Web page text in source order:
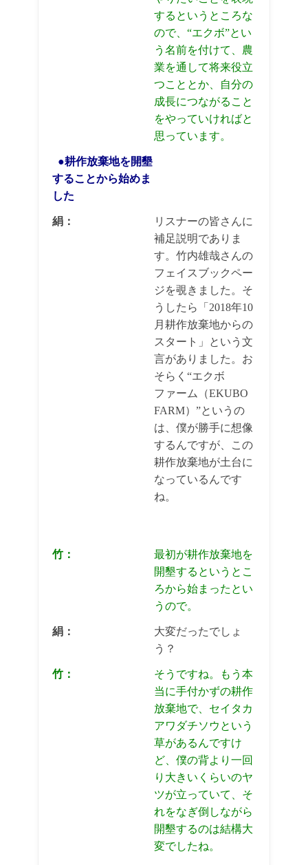
するというところな
ので、“エクボ”とい
う名前を付けて、農
業を通して将来役立
つこととか、自分の
成長につながること
をやっていければと
思っています。
●耕作放棄地を開墾
することから始めま
した
絹：
リスナーの皆さんに
補足説明でありま
す。竹内雄哉さんの
フェイスブックペー
ジを覗きました。そ
うしたら「2018年10
月耕作放棄地からの
スタート」という文
言がありました。お
そらく“エクボ
ファーム（EKUBO
FARM）”というの
は、僕が勝手に想像
するんですが、この
耕作放棄地が土台に
なっているんです
ね。
竹：
最初が耕作放棄地を
開墾するというとこ
ろから始まったとい
うので。
絹：
大変だったでしょ
う？
竹：
そうですね。もう本
当に手付かずの耕作
放棄地で、セイタカ
アワダチソウという
草があるんですけ
ど、僕の背より一回
り大きいくらいのヤ
ツが立っていて、そ
れをなぎ倒しながら
開墾するのは結構大
変でしたね。